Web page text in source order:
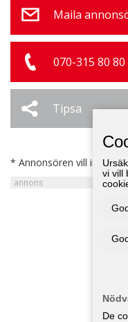
Maila
070-315 80 80
Tipsa
* Annonsören vill inte bli
vi vill
De